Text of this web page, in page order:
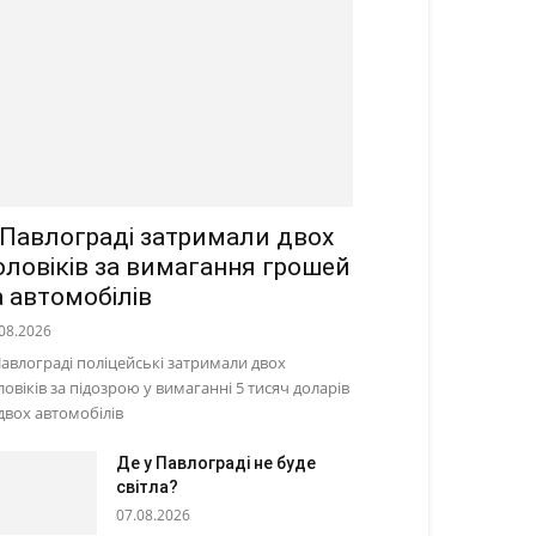
затримали двох
за вимагання грошей
автомобілів
поліцейські затримали двох
за підозрою у вимаганні 5 тисяч доларів
автомобілів
Де у Павлограді не буде
світла?
07.08.2026